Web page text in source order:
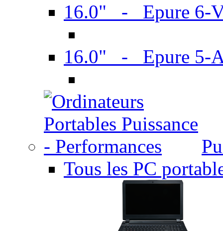
16.0" - Epure 6-
16.0" - Epure 5-
Tous les PC